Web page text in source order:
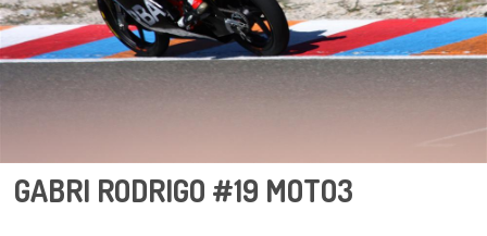
GABRI RODRIGO #19 MOTO3